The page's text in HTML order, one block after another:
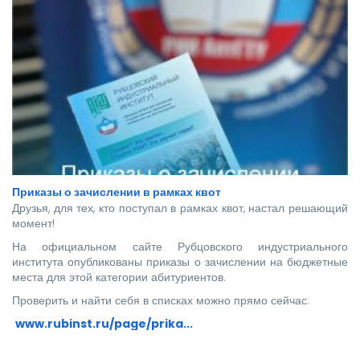
Приказы о зачислении в рамках квот
Друзья, для тех, кто поступал в рамках квот, настал решающий
момент!
На официальном сайте Рубцовского индустриального
института опубликованы приказы о зачислении на бюджетные
места для этой категории абитуриентов.
Проверить и найти себя в списках можно прямо сейчас:
www.rubinst.ru/page/prika...